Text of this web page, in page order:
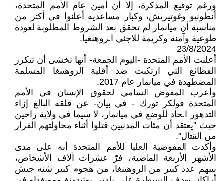
ورغم توقيع المذكرة، إلا أن أمين عام الأمم المتحدة،
أنطونيو وغوتيريش، وكبار مساعديه أعلنوا في أكثر من
مناسبة أن ميانمار لم تحقق بعد الشروط المطلوبة لعودة
طوعية وآمنة وكريمة للاجئي الروهنغيا.
23/8/2024
أعلنت الأمم المتحدة -اليوم الجمعة- أنها تخشى أن تتكرر
الفظائع التي ارتكبت ضد أقلية الروهينغا المسلمة
المضطهدة في ميانمار عام 2017.
وأعرب المفوض السامي لحقوق الإنسان في الأمم
المتحدة فولكر تورك - في بيان- عن قلقه البالغ إزاء
التدهور الحاد للوضع في ميانمار، لا سيما في ولاية راخين
حيث "يعتقد أن مئات المدنيين قتلوا أثناء محاولتهم الفرار
من القتال".
وأكدت المفوضية العليا للأمم المتحدة أنه على مدى
الأشهر الأربعة الماضية، فرّ عشرات آلاف الأشخاص،
بينهم عدد كبير من الروهينغا، من هجوم كبير شنه جيش